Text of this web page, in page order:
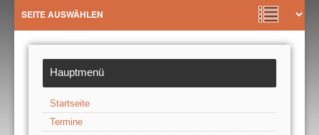
Hauptmenü
Startseite
Termine